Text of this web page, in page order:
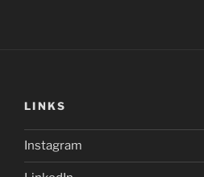
LINKS
Instagram